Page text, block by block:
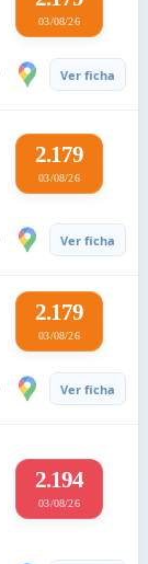
03/08/26
Ver ficha
2.179
03/08/26
Ver ficha
2.179
03/08/26
Ver ficha
2.194
03/08/26